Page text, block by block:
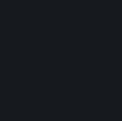
用】
ルウェーフォ
乾燥肌用 無香
送料無料！